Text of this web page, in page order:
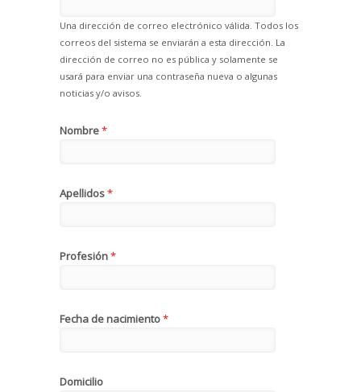
Una dirección de correo electrónico válida. Todos los
correos del sistema se enviarán a esta dirección. La
dirección de correo no es pública y solamente se
usará para enviar una contraseña nueva o algunas
noticias y/o avisos.
Nombre*
Apellidos*
Profesión*
Fecha de nacimiento*
Domicilio